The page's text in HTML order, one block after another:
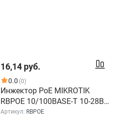
16,14 руб.
0.0 (0)
Инжектор PoE MIKROTIK
RBPOE 10/100BASE-T 10-28В
DС
Артикул: RBPOE